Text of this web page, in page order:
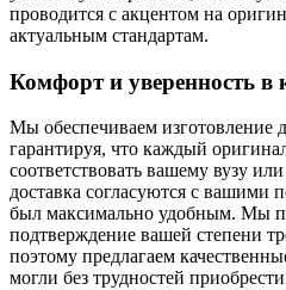
проводится с акцентом на
актуальным стандартам.
Комфорт и уверенность
Мы обеспечиваем изготовление
гарантируя, что каждый
соответствовать вашему вузу
доставка согласуются с вашими
был максимально удобным. Мы
подтверждение вашей степени
поэтому предлагаем
могли без трудностей